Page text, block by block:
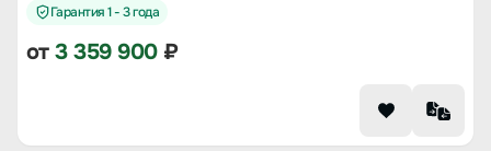
Гарантия 1 - 3 года
от3 359 900₽